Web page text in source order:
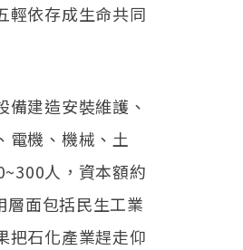
輕依存成生命共同
建造安裝維護、
電機、機械、土
人，資本額約
面包括民生工業
把石化產業趕走仰